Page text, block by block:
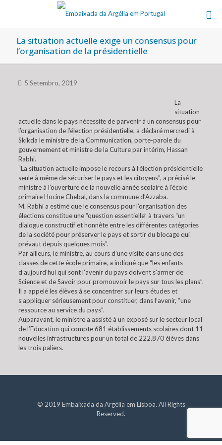
La situation actuelle exige un consensus pour
l’organisation de la présidentielle
5 Setembro, 2019
La
situation
actuelle dans le pays nécessite de parvenir à un consensus pour
l’organisation de l’élection présidentielle, a déclaré mercredi à
Skikda le ministre de la Communication, porte-parole du
gouvernement et ministre de la Culture par intérim, Hassan
Rabhi.
“La situation actuelle impose le recours à l’élection présidentielle
seule à même de sécuriser le pays et les citoyens”, a précisé le
ministre à l’ouverture de la nouvelle année scolaire à l’école
primaire Hocine Chebal, dans la commune d’Azzaba.
M. Rabhi a estimé que le consensus pour l’organisation des
élections constitue une “question essentielle” à travers “un
dialogue constructif et honnête entre les différentes catégories
de la société pour préserver le pays et sortir du blocage qui
prévaut depuis quelques mois”.
Par ailleurs, le ministre, au cours d’une visite dans une des
classes de cette école primaire, a indiqué que “les enfants
d’aujourd’hui qui sont l’avenir du pays doivent s’armer de
Science et de Savoir pour promouvoir le pays sur tous les plans”.
Il a appelé les élèves à se concentrer sur leurs études et
s’appliquer sérieusement pour constituer, dans l’avenir, “une
ressource au service du pays”.
Auparavant, le ministre a assisté à un exposé sur le secteur local
de l’Education qui compte 681 établissements scolaires dont 11
nouvelles infrastructures pour un total de 222.870 élèves dans
les trois paliers.
© 2019 Embaixada da Argélia em Lisboa. All Rights
Reserved.